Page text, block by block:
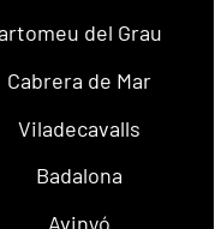
del Grau
Cabrera de Mar
Viladecavalls
Badalona
Avinyó